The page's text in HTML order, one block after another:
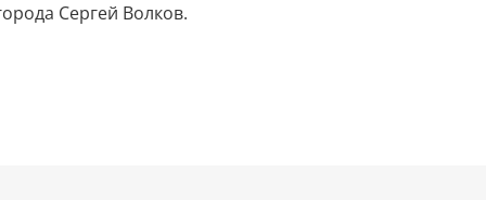
Сергей Волков.